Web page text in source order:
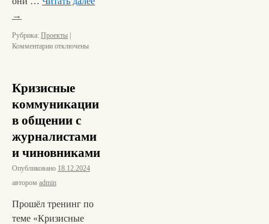
→
Рубрика: Проекты
Комментарии отключены
Кризисные
коммуникации
в общении с
журналистами
и чиновниками
Опубликовано 18.12.2024
автором admin
Прошёл тренинг по
теме «Кризисные